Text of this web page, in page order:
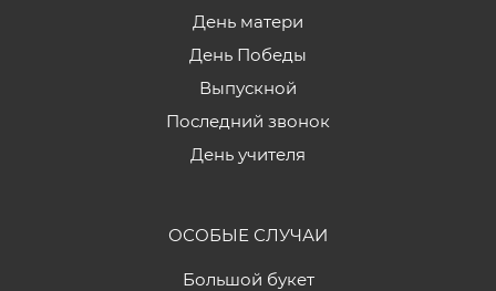
День матери
День Победы
Выпускной
Последний звонок
День учителя
ОСОБЫЕ СЛУЧАИ
Большой букет